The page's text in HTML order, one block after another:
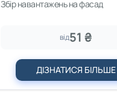
Збір навантажень на фасад
від51 ₴
ДІЗНАТИСЯ БІЛЬШЕ